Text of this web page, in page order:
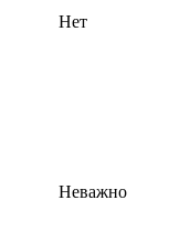
Нет
Неважно